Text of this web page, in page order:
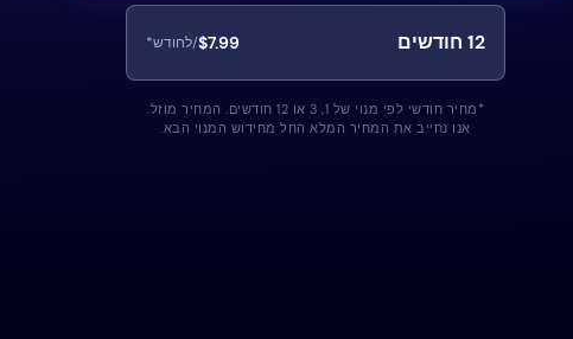
12 חודשים $7.99/לחודש*
*מחיר חודשי לפי מנוי של 1, 3 או 12 חודשים. המחיר מוזל.
אנו נחייב את המחיר המלא החל מחידוש המנוי הבא.